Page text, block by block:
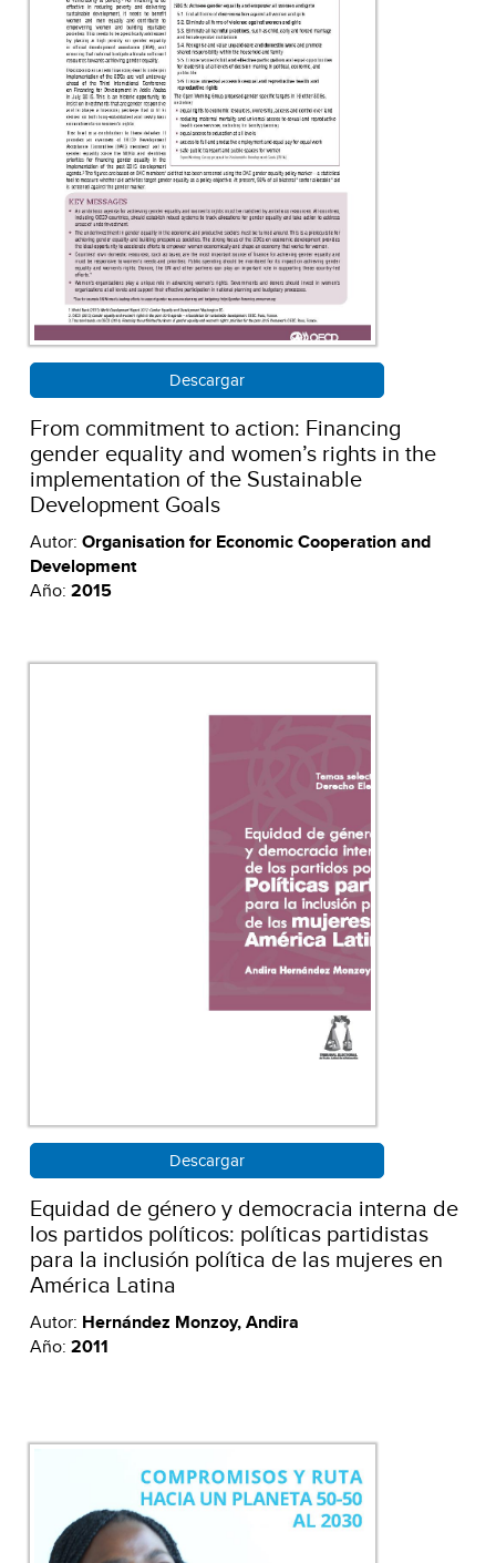
Descargar
From commitment to action: Financing
gender equality and women’s rights in the
implementation of the Sustainable
Development Goals
Autor: Organisation for Economic Cooperation and
Development
Año: 2015
Descargar
Equidad de género y democracia interna de
los partidos políticos: políticas partidistas
para la inclusión política de las mujeres en
América Latina
Autor: Hernández Monzoy, Andira
Año: 2011